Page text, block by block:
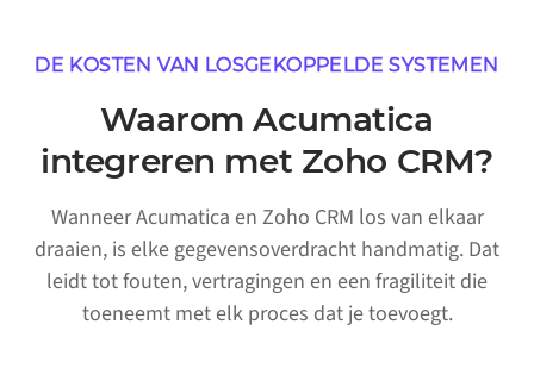
DE KOSTEN VAN LOSGEKOPPELDE SYSTEMEN
Waarom Acumatica
integreren met Zoho CRM?
Wanneer Acumatica en Zoho CRM los van elkaar
draaien, is elke gegevensoverdracht handmatig. Dat
leidt tot fouten, vertragingen en een fragiliteit die
toeneemt met elk proces dat je toevoegt.